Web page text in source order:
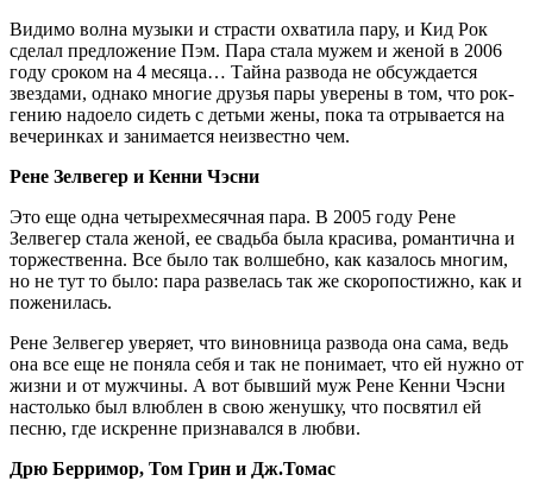
Видимо волна музыки и страсти охватила пару, и Кид Рок
сделал предложение Пэм. Пара стала мужем и женой в 2006
году сроком на 4 месяца… Тайна развода не обсуждается
звездами, однако многие друзья пары уверены в том, что рок-
гению надоело сидеть с детьми жены, пока та отрывается на
вечеринках и занимается неизвестно чем.
Рене Зелвегер и Кенни Чэсни
Это еще одна четырехмесячная пара. В 2005 году Рене
Зелвегер стала женой, ее свадьба была красива, романтична и
торжественна. Все было так волшебно, как казалось многим,
но не тут то было: пара развелась так же скоропостижно, как и
поженилась.
Рене Зелвегер уверяет, что виновница развода она сама, ведь
она все еще не поняла себя и так не понимает, что ей нужно от
жизни и от мужчины. А вот бывший муж Рене Кенни Чэсни
настолько был влюблен в свою женушку, что посвятил ей
песню, где искренне признавался в любви.
Дрю Берримор, Том Грин и Дж.Томас